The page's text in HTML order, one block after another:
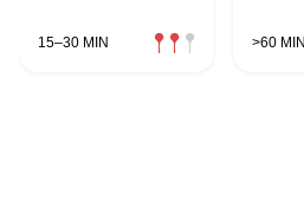
15–30 MIN >60 MIN